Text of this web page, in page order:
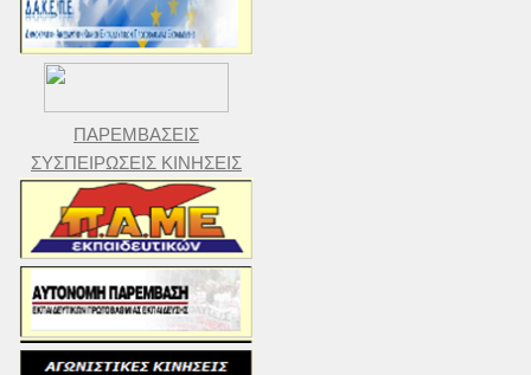
ΠΑΡΕΜΒΑΣΕΙΣ
ΣΥΣΠΕΙΡΩΣΕΙΣ ΚΙΝΗΣΕΙΣ